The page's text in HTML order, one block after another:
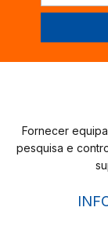
Fornecer
pesquisa e